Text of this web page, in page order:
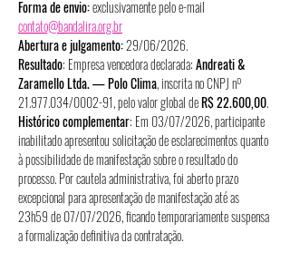
Forma de envio: exclusivamente pelo e-mail
contato@bandalira.org.br
Abertura e julgamento: 29/06/2026.
Resultado: Empresa vencedora declarada: Andreati &
Zaramello Ltda. — Polo Clima, inscrita no CNPJ nº
21.977.034/0002-91, pelo valor global de R$ 22.600,00.
Histórico complementar: Em 03/07/2026, participante
inabilitado apresentou solicitação de esclarecimentos quanto
à possibilidade de manifestação sobre o resultado do
processo. Por cautela administrativa, foi aberto prazo
excepcional para apresentação de manifestação até as
23h59 de 07/07/2026, ficando temporariamente suspensa
a formalização definitiva da contratação.